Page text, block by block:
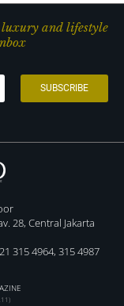
luxury and lifestyle
28, Central Jakarta
315 4964, 315 4987